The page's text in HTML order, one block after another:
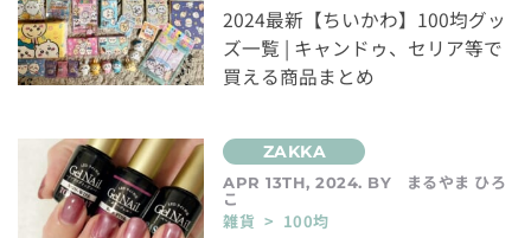
2024最新【ちいかわ】100均グッ
ズ一覧 | キャンドゥ、セリア等で
買える商品まとめ
APR 13TH, 2024. BY まるやま ひろ
こ
雑貨 > 100均